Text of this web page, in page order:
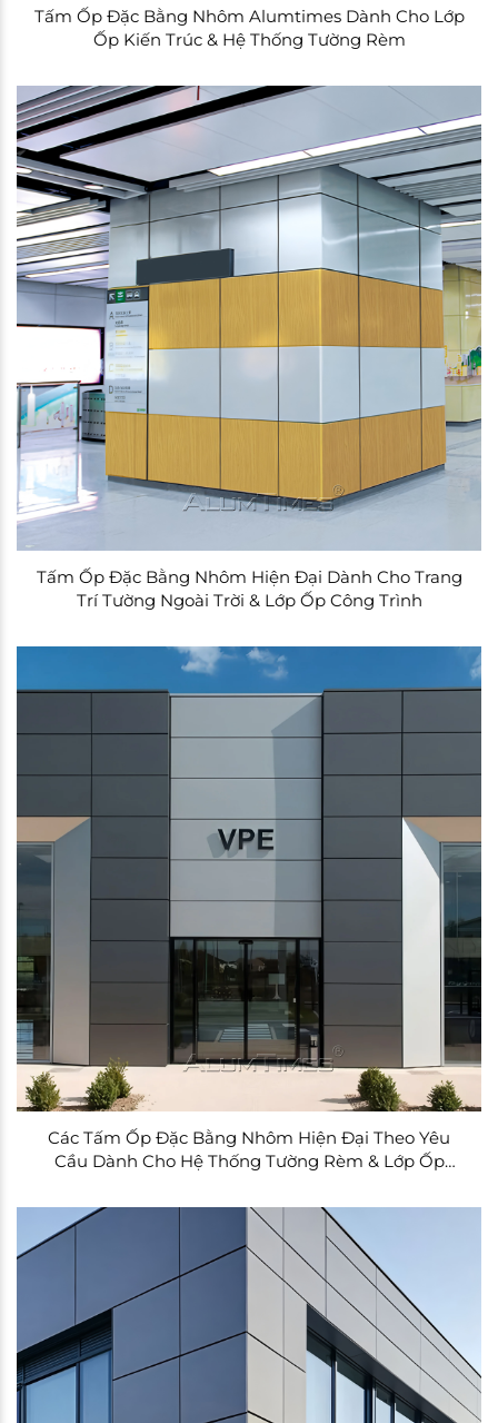
Tấm Ốp Đặc Bằng Nhôm Alumtimes Dành Cho Lớp
Ốp Kiến Trúc & Hệ Thống Tường Rèm
Tấm Ốp Đặc Bằng Nhôm Hiện Đại Dành Cho Trang
Trí Tường Ngoài Trời & Lớp Ốp Công Trình
Các Tấm Ốp Đặc Bằng Nhôm Hiện Đại Theo Yêu
Cầu Dành Cho Hệ Thống Tường Rèm & Lớp Ốp